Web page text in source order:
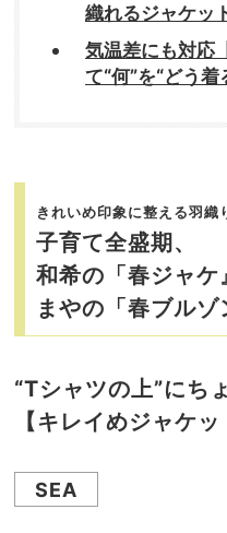
織れるジャケッ
気温差にも対応
て“何”を“どう
きれいめ印象に整える羽織
子育て全盛期、
和希の「春ジャケ
まやの「春ブルゾ
“Tシャツの上”にち
【キレイめジャケ
SEA